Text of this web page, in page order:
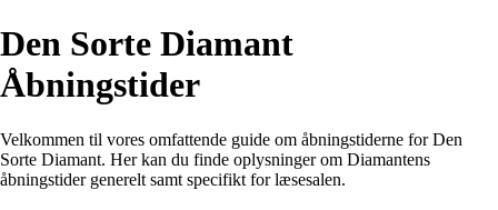
Den Sorte Diamant
Åbningstider
Velkommen til vores omfattende guide om åbningstiderne for Den
Sorte Diamant. Her kan du finde oplysninger om Diamantens
åbningstider generelt samt specifikt for læsesalen.